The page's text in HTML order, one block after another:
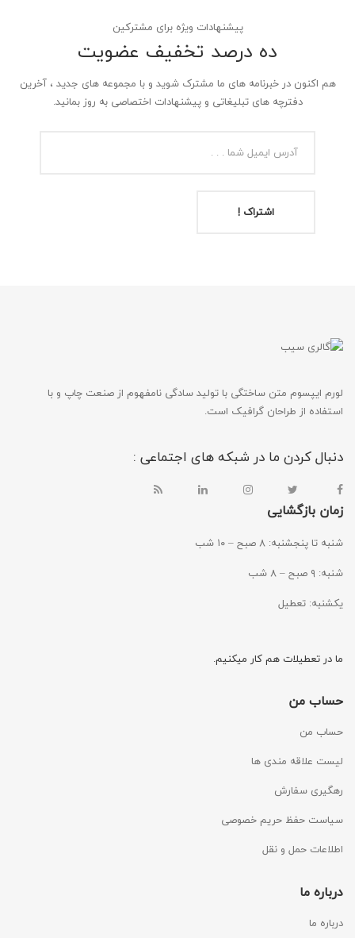
پیشنهادات ویژه برای مشترکین
ده درصد تخفیف عضویت
هم اکنون در خبرنامه های ما مشترک شوید و با مجموعه های جدید ، آخرین
دفترچه های تبلیغاتی و پیشنهادات اختصاصی به روز بمانید.
اشتراک !
لورم ایپسوم متن ساختگی با تولید سادگی نامفهوم از صنعت چاپ و با
استفاده از طراحان گرافیک است.
دنبال کردن ما در شبکه های اجتماعی :
زمان بازگشایی
شنبه تا پنجشنبه: ۸ صبح – ۱۰ شب
شنبه: ۹ صبح – ۸ شب
یکشنبه: تعطیل
ما در تعطیلات هم کار میکنیم.
حساب من
حساب من
لیست علاقه مندی ها
رهگیری سفارش
سیاست حفظ حریم خصوصی
اطلاعات حمل و نقل
درباره ما
درباره ما